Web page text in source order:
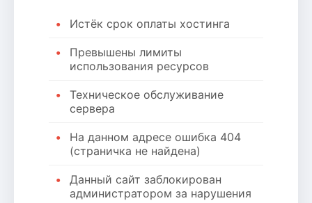
Истёк срок оплаты хостинга
Превышены лимиты
использования ресурсов
Техническое обслуживание
сервера
На данном адресе ошибка 404
(страничка не найдена)
Данный сайт заблокирован
администратором за нарушения